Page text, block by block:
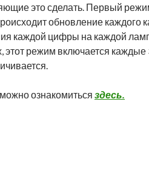
это сделать. Первый
обновление каждого
каждой цифры на каждой
режим включается каждые
ознакомиться здесь.